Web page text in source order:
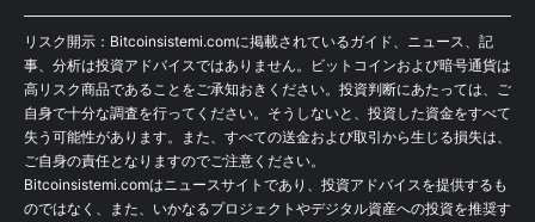
リスク開示：Bitcoinsistemi.comに掲載されているガイド、ニュース、記
事、分析は投資アドバイスではありません。ビットコインおよび暗号通貨は
高リスク商品であることをご承知おきください。投資判断にあたっては、ご
自身で十分な調査を行ってください。そうしないと、投資した資金をすべて
失う可能性があります。また、すべての送金および取引から生じる損失は、
ご自身の責任となりますのでご注意ください。
Bitcoinsistemi.comはニュースサイトであり、投資アドバイスを提供するも
のではなく、また、いかなるプロジェクトやデジタル資産への投資を推奨す